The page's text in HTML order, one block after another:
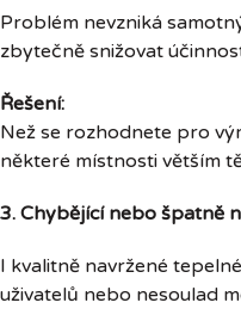
Problém nevzniká
zbytečně snižovat
Řešení:
Než se rozhodnete pro
některé místnosti větším
3. Chybějící nebo špatně
I kvalitně navržené
uživatelů nebo nesoulad